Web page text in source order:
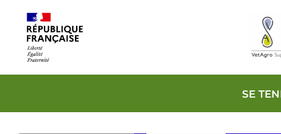
contenu
SE